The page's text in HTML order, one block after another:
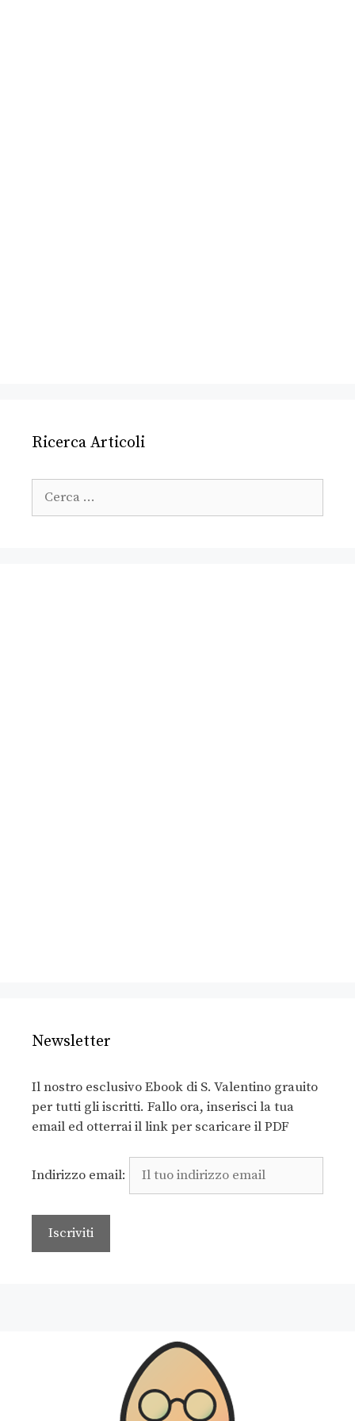
Ricerca Articoli
Newsletter
Il nostro esclusivo Ebook di S. Valentino grauito
per tutti gli iscritti. Fallo ora, inserisci la tua
email ed otterrai il link per scaricare il PDF
Indirizzo email: